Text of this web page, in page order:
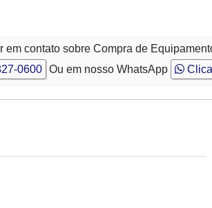
em contato sobre Compra de
0600 Ou em nosso WhatsApp